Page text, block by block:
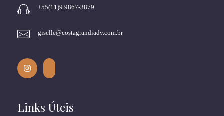
+55(11)9 9867-3879
giselle@costagrandiadv.com.br
Links Úteis